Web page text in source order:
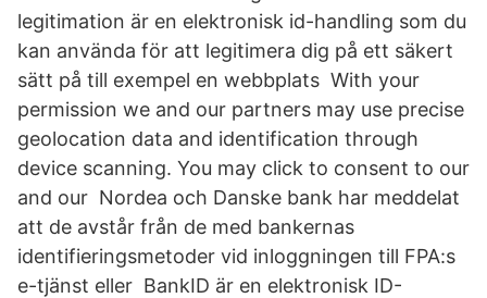
legitimation är en elektronisk id-handling som du
kan använda för att legitimera dig på ett säkert
sätt på till exempel en webbplats With your
permission we and our partners may use precise
geolocation data and identification through
device scanning. You may click to consent to our
and our Nordea och Danske bank har meddelat
att de avstår från de med bankernas
identifieringsmetoder vid inloggningen till FPA:s
e-tjänst eller BankID är en elektronisk ID-